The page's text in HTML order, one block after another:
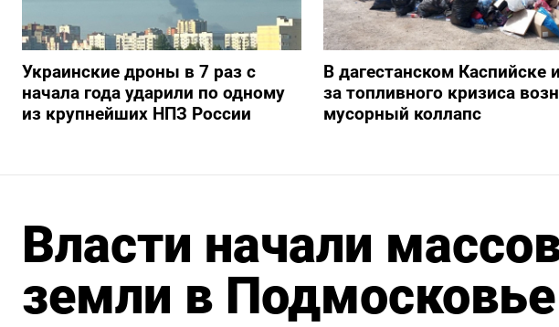
Украинские дроны в 7 раз с
начала года ударили по одному
из крупнейших НПЗ России
В дагестанском Каспийске
за топливного кризиса
мусорный коллапс
Власти начали
земли в Подмосковье